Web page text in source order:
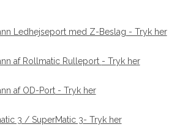
Ledhejseport med Z-Beslag - Tryk her
af Rollmatic Rulleport - Tryk her
af OD-Port- Tryk her
3 / SuperMatic 3- Tryk her